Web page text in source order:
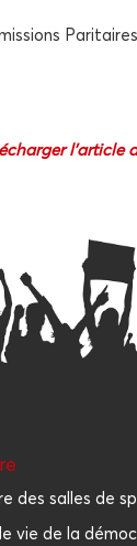
l’article
des salles de
vie de la